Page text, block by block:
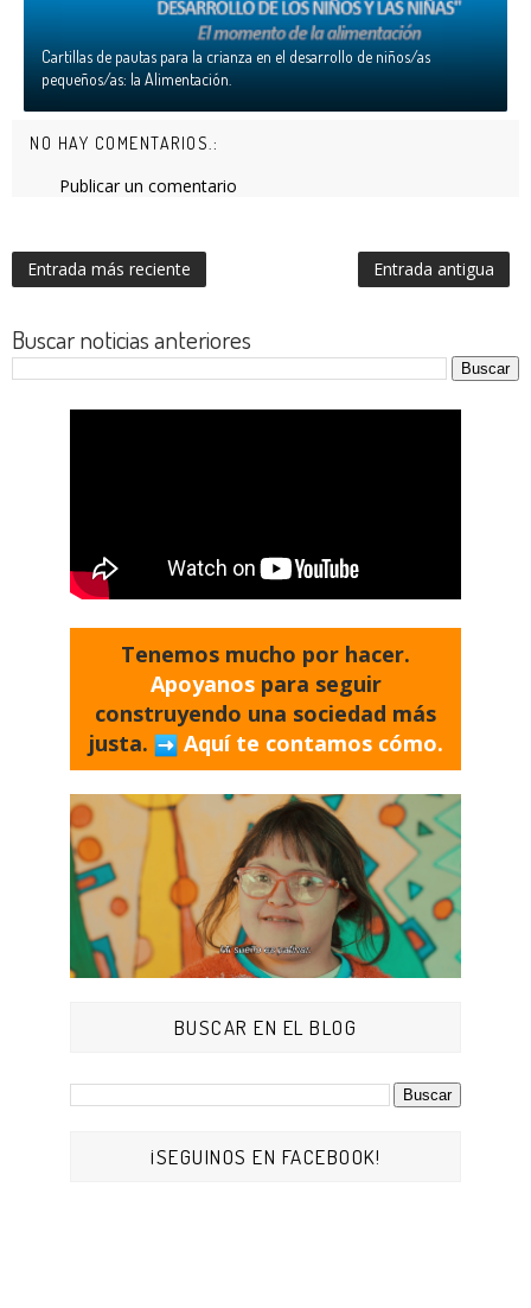
Cartillas de pautas para la crianza en el desarrollo de niños/as
pequeños/as: la Alimentación.
NO HAY COMENTARIOS.:
Publicar un comentario
Entrada más reciente Entrada antigua
Buscar noticias anteriores
Tenemos mucho por hacer.
Apoyanos para seguir
construyendo una sociedad más
justa.
Aquí te contamos cómo.
BUSCAR EN EL BLOG
¡SEGUINOS EN FACEBOOK!